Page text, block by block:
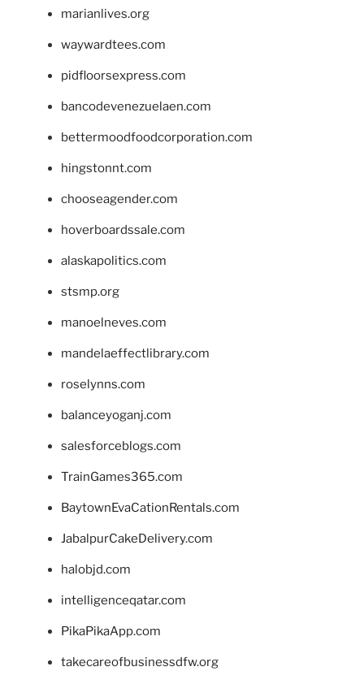
marianlives.org
waywardtees.com
pidfloorsexpress.com
bancodevenezuelaen.com
bettermoodfoodcorporation.com
hingstonnt.com
chooseagender.com
hoverboardssale.com
alaskapolitics.com
stsmp.org
manoelneves.com
mandelaeffectlibrary.com
roselynns.com
balanceyoganj.com
salesforceblogs.com
TrainGames365.com
BaytownEvaCationRentals.com
JabalpurCakeDelivery.com
halobjd.com
intelligenceqatar.com
PikaPikaApp.com
takecareofbusinessdfw.org